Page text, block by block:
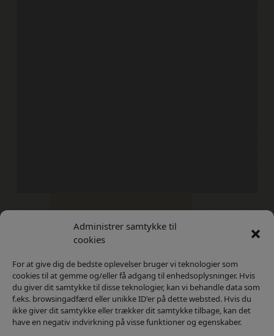
Administrer samtykke til
cookies
For at give dig de bedste oplevelser bruger vi teknologier som
cookies til at gemme og/eller få adgang til enhedsoplysninger. Hvis
du giver dit samtykke til disse teknologier, kan vi behandle data som
f.eks. browsingadfærd eller unikke ID'er på dette websted. Hvis du
ikke giver dit samtykke eller trækker dit samtykke tilbage, kan det
have en negativ indvirkning på visse funktioner og egenskaber.
Kontakt